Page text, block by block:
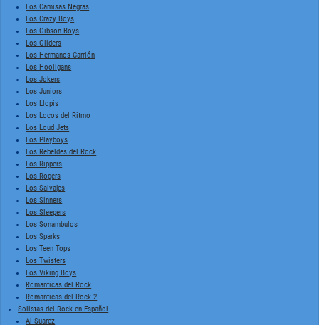
Los Camisas Negras
Los Crazy Boys
Los Gibson Boys
Los Gliders
Los Hermanos Carrión
Los Hooligans
Los Jokers
Los Juniors
Los Llopis
Los Locos del Ritmo
Los Loud Jets
Los Playboys
Los Rebeldes del Rock
Los Rippers
Los Rogers
Los Salvajes
Los Sinners
Los Sleepers
Los Sonambulos
Los Sparks
Los Teen Tops
Los Twisters
Los Viking Boys
Romanticas del Rock
Romanticas del Rock 2
Solistas del Rock en Español
Al Suarez